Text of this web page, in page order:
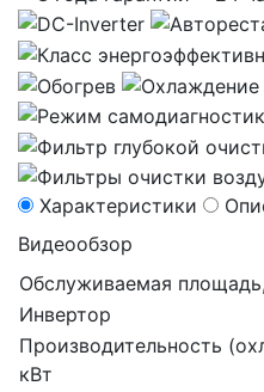
Характеристики
Видеообзор
Обслуживаемая
Инвертор
Производительность
кВт